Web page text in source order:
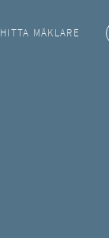
HITTA MÄKLARE